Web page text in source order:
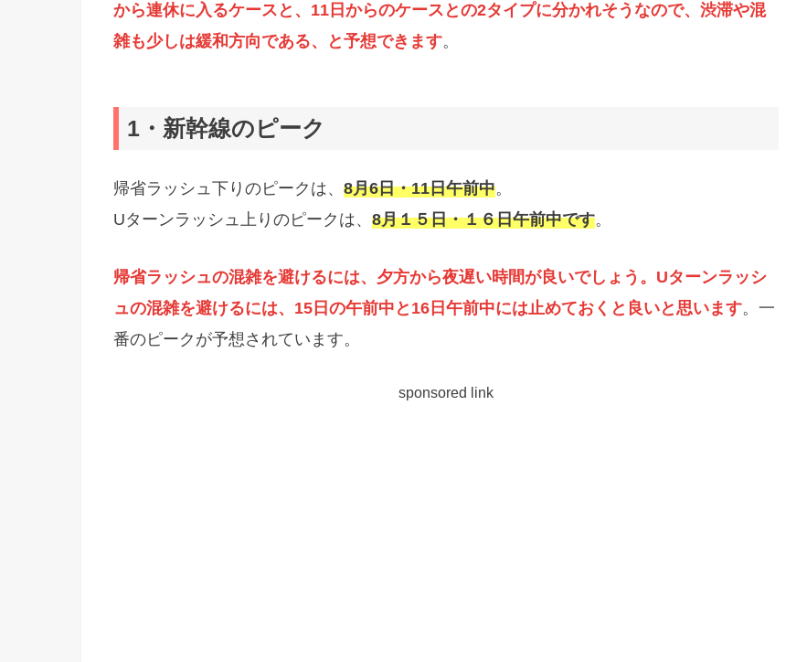
から連休に入るケースと、11日からのケースとの2タイプに分かれそうなので、渋滞や混
雑も少しは緩和方向である、と予想できます。
1・新幹線のピーク
帰省ラッシュ下りのピークは、 8月6日・11日午前中。
Uターンラッシュ上りのピークは、 8月１５日・１６日午前中です。
帰省ラッシュの混雑を避けるには、夕方から夜遅い時間が良いでしょう。Uターンラッシ
ュの混雑を避けるには、15日の午前中と16日午前中には止めておくと良いと思います。一
番のピークが予想されています。
sponsored link